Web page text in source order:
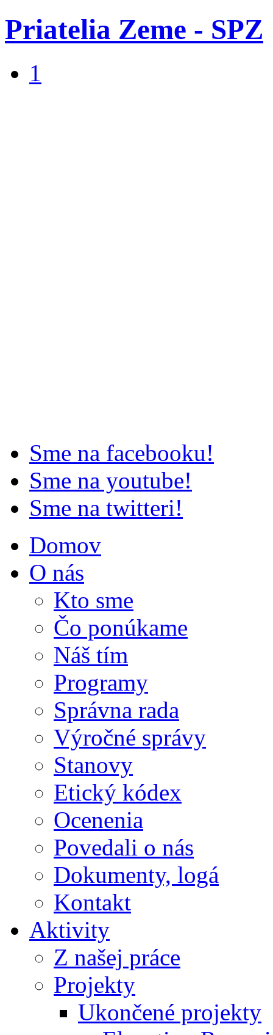
Priatelia Zeme - SPZ
1
Sme na facebooku!
Sme na youtube!
Sme na twitteri!
Domov
O nás
Kto sme
Čo ponúkame
Náš tím
Programy
Správna rada
Výročné správy
Stanovy
Etický kódex
Ocenenia
Povedali o nás
Dokumenty, logá
Kontakt
Aktivity
Z našej práce
Projekty
Ukončené projekty